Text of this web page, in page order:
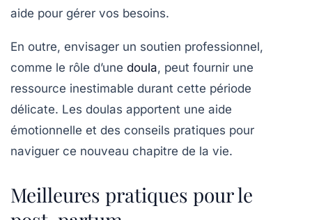
aide pour gérer vos besoins.
En outre, envisager un soutien professionnel,
comme le rôle d’une doula, peut fournir une
ressource inestimable durant cette période
délicate. Les doulas apportent une aide
émotionnelle et des conseils pratiques pour
naviguer ce nouveau chapitre de la vie.
Meilleures pratiques pour le